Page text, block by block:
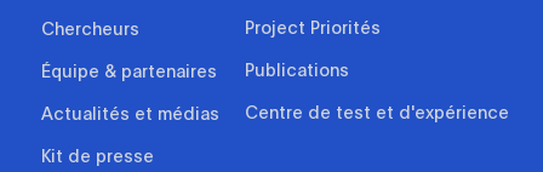
Chercheurs
Équipe & partenaires
Actualités et médias
Kit de presse
Project Priorités
Publications
Centre de test et d'expérience